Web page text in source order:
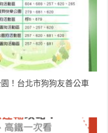
！台北市狗狗友善公車